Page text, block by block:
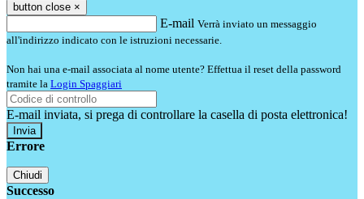
button close ×
E-mail Verrà inviato un messaggio
all'indirizzo indicato con le istruzioni necessarie.
Non hai una e-mail associata al nome utente? Effettua il reset della password
tramite la Login Spaggiari
E-mail inviata, si prega di controllare la casella di posta elettronica!
Errore
Chiudi
Successo